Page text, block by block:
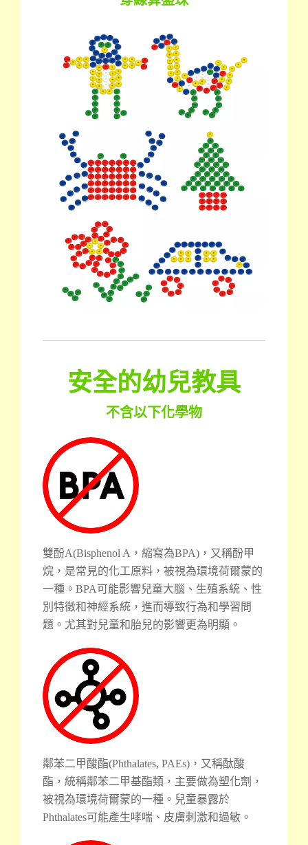
安全的幼兒教具
不含以下化學物
雙酚A(Bisphenol A，縮寫為BPA)，又稱酚甲
烷，是常見的化工原料，被視為環境荷爾蒙的
一種。BPA可能影響兒童大腦、生殖系統、性
別特徵和神經系統，進而導致行為和學習問
題。尤其對兒童和胎兒的影響更為明顯。
鄰苯二甲酸酯(Phthalates, PAEs)，又稱酞酸
酯，統稱鄰苯二甲基酯類，主要做為塑化劑，
被視為環境荷爾蒙的一種。兒童暴露於
Phthalates可能產生哮喘、皮膚刺激和過敏。